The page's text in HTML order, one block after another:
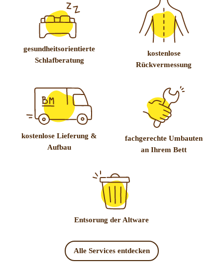
gesundheitsorientierte
Schlafberatung
kostenlose
Rückvermessung
kostenlose Lieferung &
Aufbau
fachgerechte Umbauten
an Ihrem Bett
Entsorung der Altware
Alle Services entdecken